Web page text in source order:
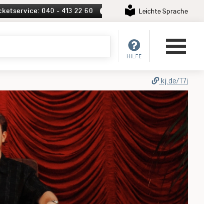
040 - 413 22 60 Leichte Sprache
HILFE
kj.de/T7j